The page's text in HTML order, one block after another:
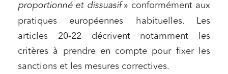
proportionné et dissuasif» conformément aux
pratiques européennes habituelles. Les
articles 20-22 décrivent notamment les
critères à prendre en compte pour fixer les
sanctions et les mesures correctives.